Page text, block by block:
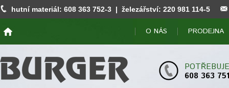
hutní materiál: 608 363 752-3 | železářství: 220 981 114-5
O NÁS PRODEJNA
608 363 751